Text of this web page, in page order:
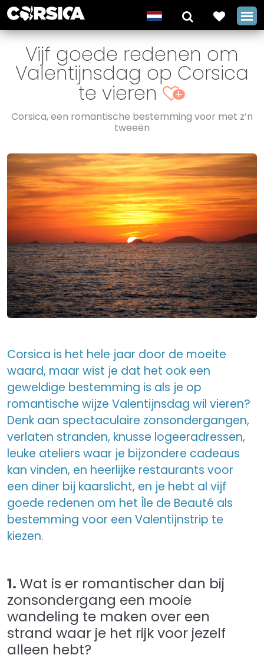
Vijf goede redenen om
Valentijnsdag op Corsica
te vieren +
Corsica, een romantische bestemming voor met z’n
tweeën
Corsica is het hele jaar door de moeite
waard, maar wist je dat het ook een
geweldige bestemming is als je op
romantische wijze Valentijnsdag wil vieren?
Denk aan spectaculaire zonsondergangen,
verlaten stranden, knusse logeeradressen,
leuke ateliers waar je bijzondere cadeaus
kan vinden, en heerlijke restaurants voor
een diner bij kaarslicht, en je hebt al vijf
goede redenen om het Île de Beauté als
bestemming voor een Valentijnstrip te
kiezen.
1.Wat is er romantischer dan bij
zonsondergang een mooie
wandeling te maken over een
strand waar je het rijk voor jezelf
alleen hebt?